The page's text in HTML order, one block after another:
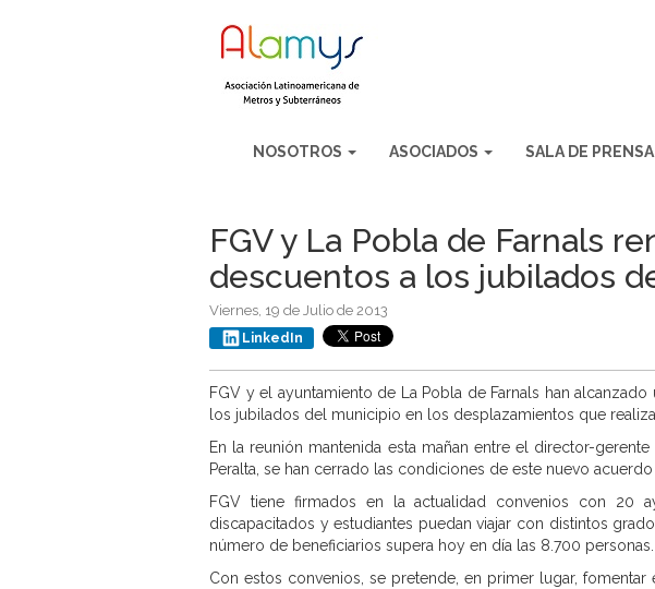
NOSOTROS ASOCIADOS SALA DE PRENSA
FGV y La Pobla de Farnals
descuentos a los jubilados
Viernes, 19 de Julio de 2013
LinkedIn
FGV y el ayuntamiento de La Pobla de Farnals han
los jubilados del municipio en los desplazamientos que
En la reunión mantenida esta mañan entre el director-
Peralta, se han cerrado las condiciones de este nuevo
FGV tiene firmados en la actualidad convenios con 20
discapacitados y estudiantes puedan viajar con distintos
número de beneficiarios supera hoy en día las 8.700 personas.
Con estos convenios, se pretende, en primer lugar,